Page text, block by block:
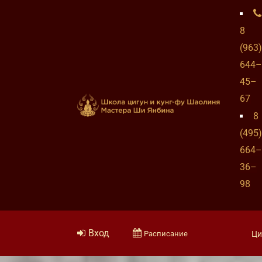
8
(963)
644–
45–
67
8
(495)
664–
36–
98
Вход Расписание